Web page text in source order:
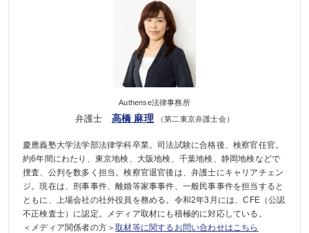
Authense法律事務所
弁護士 高橋 麻理 （第二東京弁護士会）
慶應義塾大学法学部法律学科卒業。司法試験に合格後、検察官任官。
約6年間にわたり、東京地検、大阪地検、千葉地検、静岡地検などで
捜査、公判を数多く担当。検察官退官後は、弁護士にキャリアチェン
ジ。現在は、刑事事件、離婚等家事事件、一般民事事件を担当すると
ともに、上場会社の社外役員を務める。令和2年3月には、CFE（公認
不正検査士）に認定。メディア取材にも積極的に対応している。
＜メディア関係者の方＞取材等に関するお問い合わせはこちら